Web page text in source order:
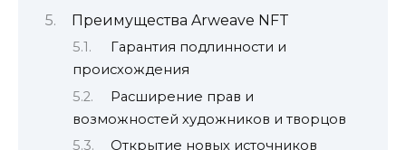
Преимущества Arweave NFT
Гарантия подлинности и
происхождения
Расширение прав и
возможностей художников и творцов
Открытие новых источников